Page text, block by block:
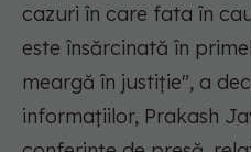
cazuri în care fata în
este însărcinată în
meargă în justiție", a
informațiilor, Prakash